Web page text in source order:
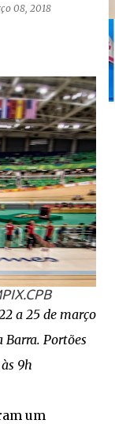
08, 2018
a 25 de março
Barra. Portões
9h
um